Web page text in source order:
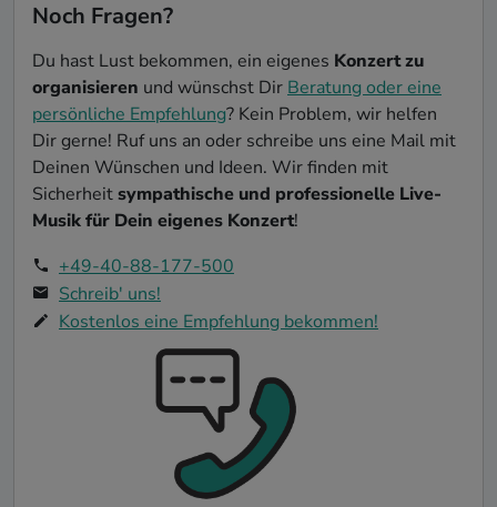
Noch Fragen?
Du hast Lust bekommen, ein eigenes Konzert zu
organisieren und wünschst Dir Beratung oder eine
persönliche Empfehlung? Kein Problem, wir helfen
Dir gerne! Ruf uns an oder schreibe uns eine Mail mit
Deinen Wünschen und Ideen. Wir finden mit
Sicherheitsympathische und professionelle Live-
Musik für Dein eigenes Konzert!
+49-40-88-177-500
Schreib' uns!
Kostenlos eine Empfehlung bekommen!